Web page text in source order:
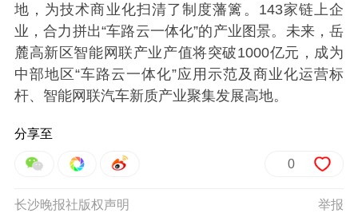
地，为技术商业化扫清了制度藩篱。143家链上企
业，合力拼出“车路云一体化”的产业图景。未来，岳
麓高新区智能网联产业产值将突破1000亿元，成为
中部地区“车路云一体化”应用示范及商业化运营标
杆、智能网联汽车新质产业聚集发展高地。
分享至
0
举报
长沙晚报社版权声明